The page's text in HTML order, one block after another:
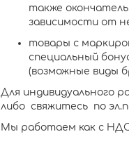
также
зависимости от
товары с
специальный
(возможные виды
Для индивидуального
либо свяжитесь по
Мы работаем как с